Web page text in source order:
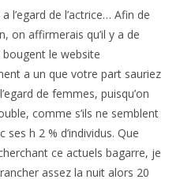
l’egard de l’actrice… Afin de
on affirmerais qu’il y a de
bougent le website
a un que votre part sauriez
de femmes, puisqu’on
comme s’ils ne semblent
h 2 % d’individus. Que
ce actuels bagarre, je
assez la nuit alors 20